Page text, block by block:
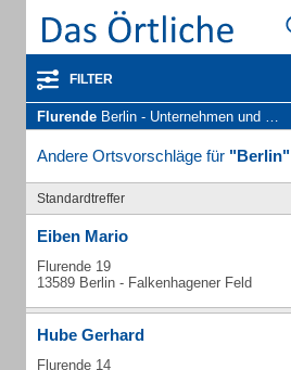
FILTER
Flurende Berlin - Unternehmen und Personen
Andere Ortsvorschläge für "Berlin"
Standardtreffer
Eiben Mario
Flurende 19
13589 Berlin - Falkenhagener Feld
Hube Gerhard
Flurende 14